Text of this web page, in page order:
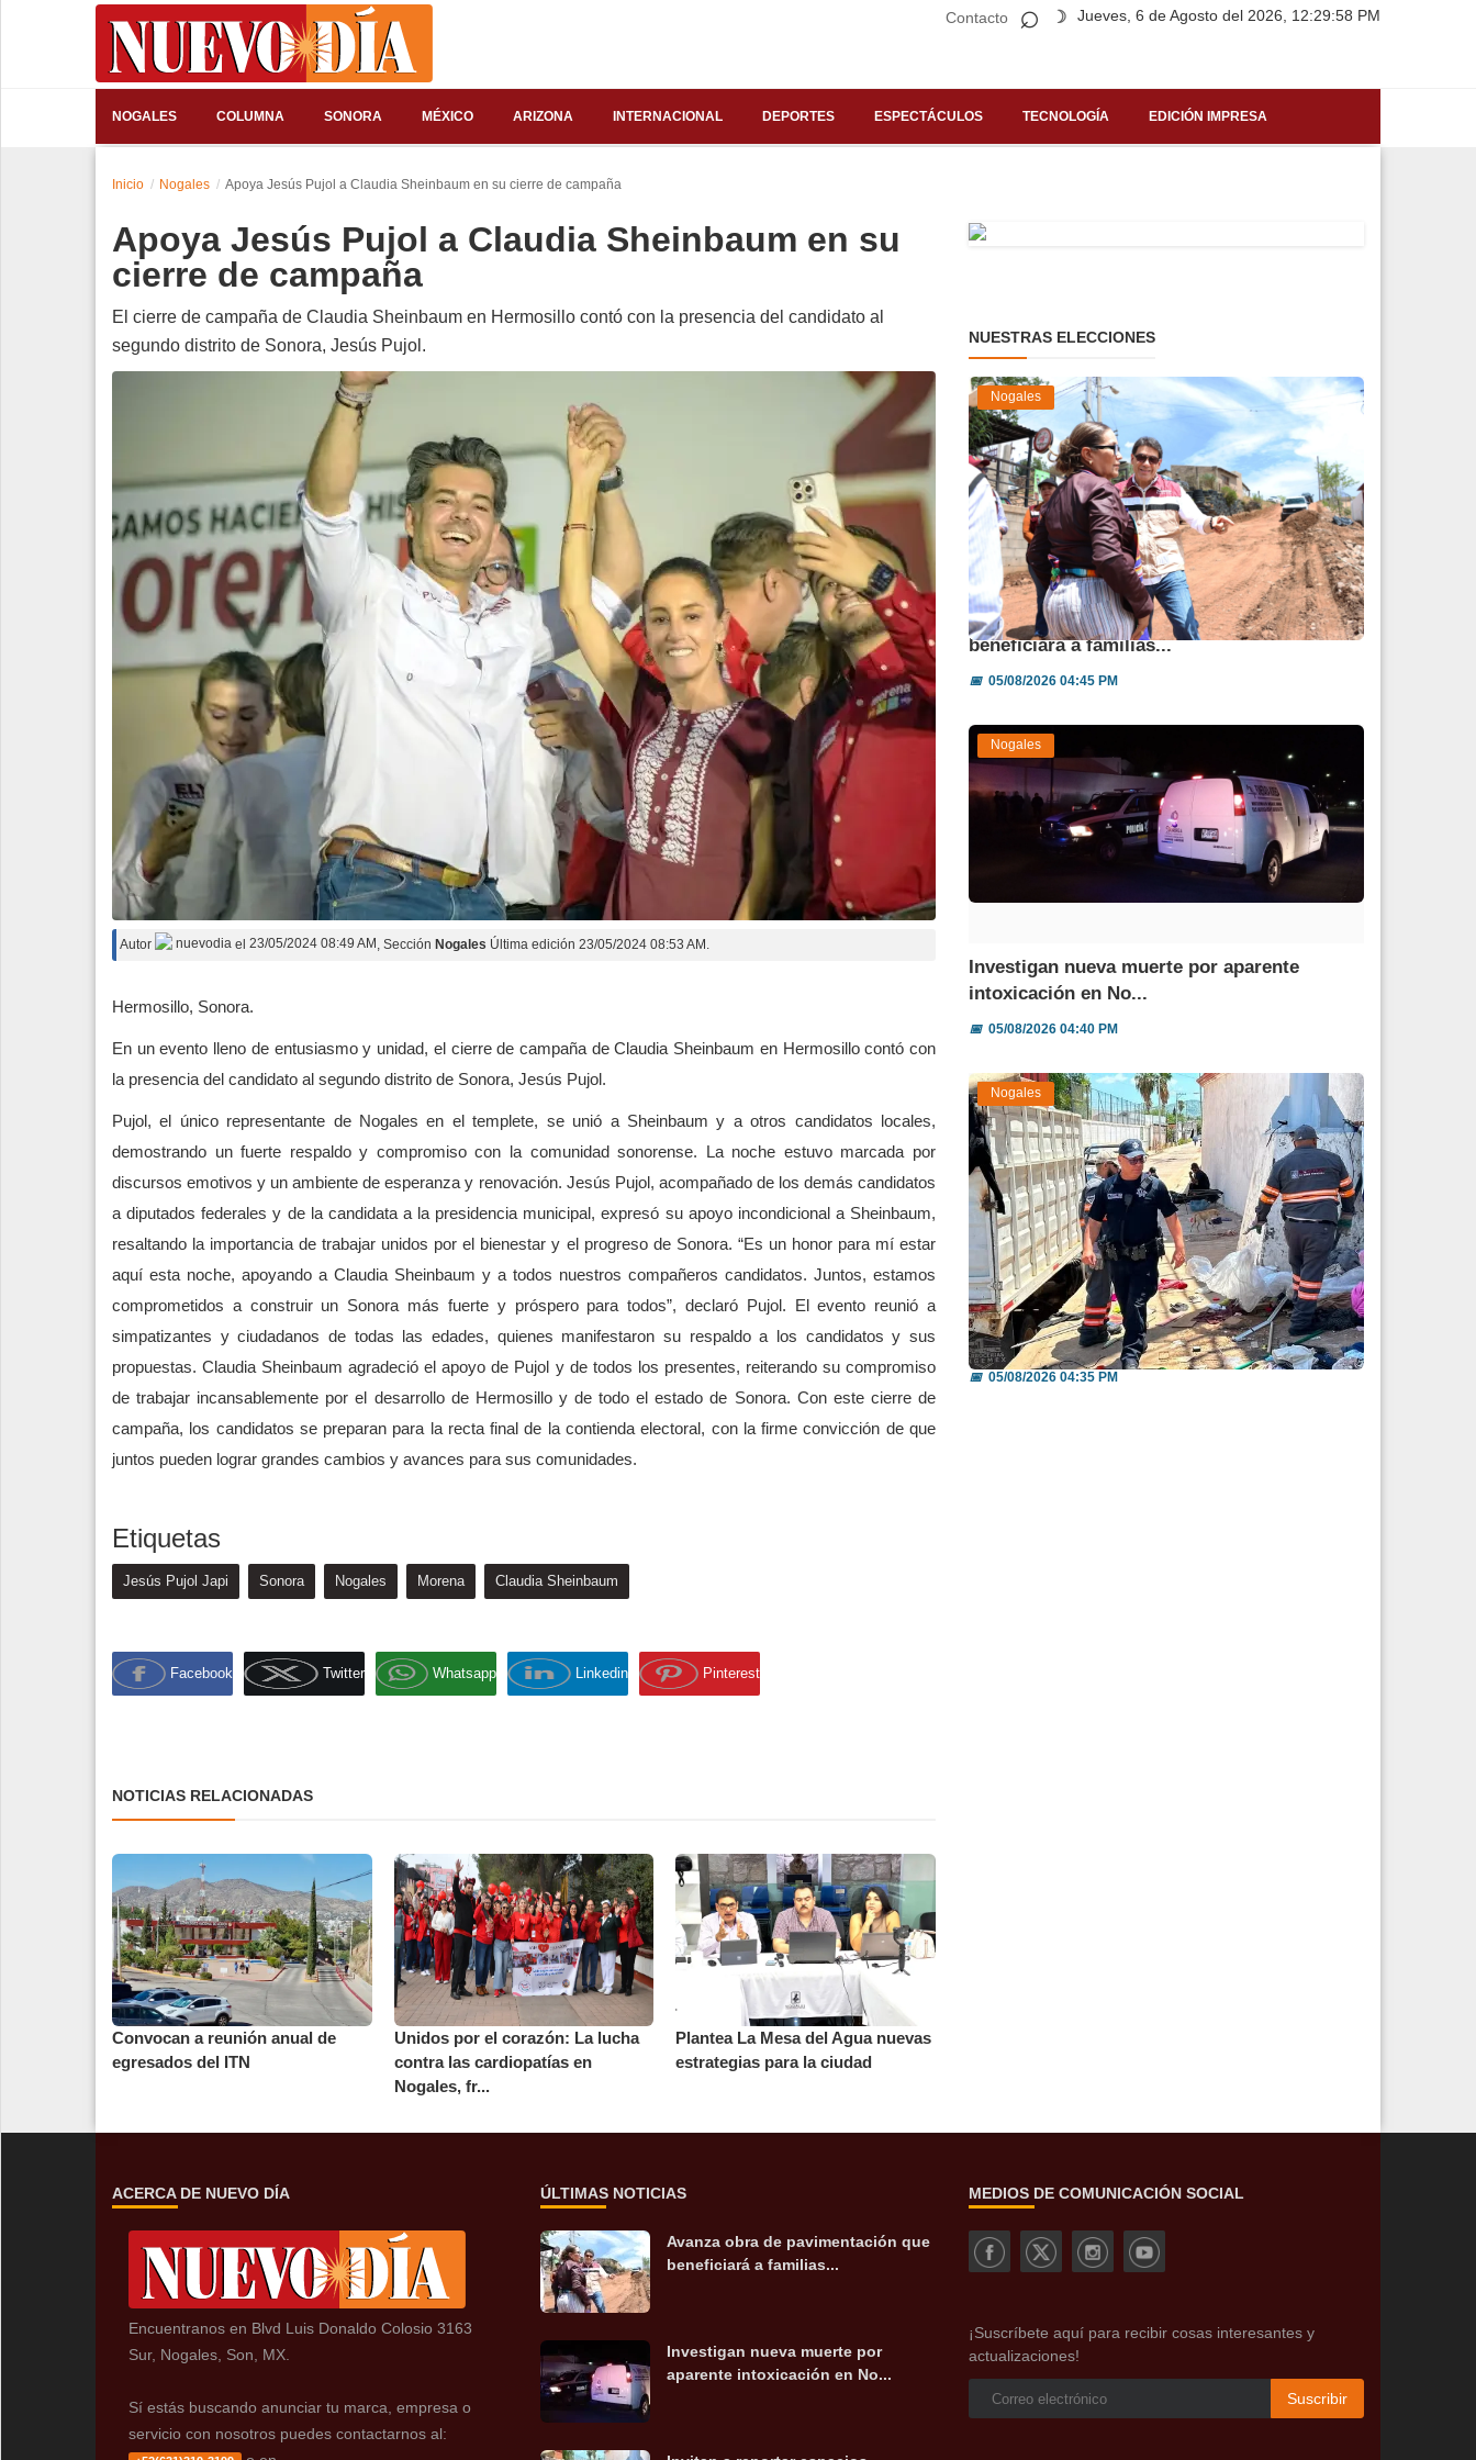
Contacto Jueves, 6 de Agosto del 2026, 12:29:58 PM
⌕ ☽
NOGALES COLUMNA SONORA MÉXICO ARIZONA INTERNACIONAL DEPORTES ESPECTÁCULOS TECNOLOGÍA EDICIÓN IMPRESA
Espectáculos
Edición Impresa
Inicio Nogales Apoya Jesús Pujol a Claudia Sheinbaum en su cierre de campaña
Apoya Jesús Pujol a Claudia Sheinbaum en su
cierre de campaña
El cierre de campaña de Claudia Sheinbaum en Hermosillo contó con la presencia del candidato al
segundo distrito de Sonora, Jesús Pujol.
Autor nuevodia el 23/05/2024 08:49 AM , Sección Nogales Última edición 23/05/2024 08:53 AM.
Hermosillo, Sonora.
En un evento lleno de entusiasmo y unidad, el cierre de campaña de Claudia Sheinbaum en Hermosillo contó con
la presencia del candidato al segundo distrito de Sonora, Jesús Pujol.
Pujol, el único representante de Nogales en el templete, se unió a Sheinbaum y a otros candidatos locales,
demostrando un fuerte respaldo y compromiso con la comunidad sonorense. La noche estuvo marcada por
discursos emotivos y un ambiente de esperanza y renovación. Jesús Pujol, acompañado de los demás candidatos
a diputados federales y de la candidata a la presidencia municipal, expresó su apoyo incondicional a Sheinbaum,
resaltando la importancia de trabajar unidos por el bienestar y el progreso de Sonora. “Es un honor para mí estar
aquí esta noche, apoyando a Claudia Sheinbaum y a todos nuestros compañeros candidatos. Juntos, estamos
comprometidos a construir un Sonora más fuerte y próspero para todos”, declaró Pujol. El evento reunió a
simpatizantes y ciudadanos de todas las edades, quienes manifestaron su respaldo a los candidatos y sus
propuestas. Claudia Sheinbaum agradeció el apoyo de Pujol y de todos los presentes, reiterando su compromiso
de trabajar incansablemente por el desarrollo de Hermosillo y de todo el estado de Sonora. Con este cierre de
campaña, los candidatos se preparan para la recta final de la contienda electoral, con la firme convicción de que
juntos pueden lograr grandes cambios y avances para sus comunidades.
Etiquetas
Jesús Pujol Japi Sonora Nogales Morena Claudia Sheinbaum
Facebook Twitter Whatsapp Linkedin Pinterest
NOTICIAS RELACIONADAS
Convocan a reunión anual de
egresados del ITN
Unidos por el corazón: La lucha
contra las cardiopatías en
Nogales, fr...
Plantea La Mesa del Agua nuevas
estrategias para la ciudad
NUESTRAS ELECCIONES
Nogales
Avanza obra de pavimentación que
beneficiará a familias...
📅05/08/2026 04:45 PM
Nogales
Investigan nueva muerte por aparente
intoxicación en No...
📅05/08/2026 04:40 PM
Nogales
Invitan a reportar espacios públicos
invadidos a través...
📅05/08/2026 04:35 PM
ACERCA DE NUEVO DÍA
Encuentranos en Blvd Luis Donaldo Colosio 3163
Sur, Nogales, Son, MX.
Sí estás buscando anunciar tu marca, empresa o
servicio con nosotros puedes contactarnos al:
ÚLTIMAS NOTICIAS
Avanza obra de pavimentación que
beneficiará a familias...
Investigan nueva muerte por
aparente intoxicación en No...
MEDIOS DE COMUNICACIÓN SOCIAL
¡Suscríbete aquí para recibir cosas interesantes y
actualizaciones!
Suscribir